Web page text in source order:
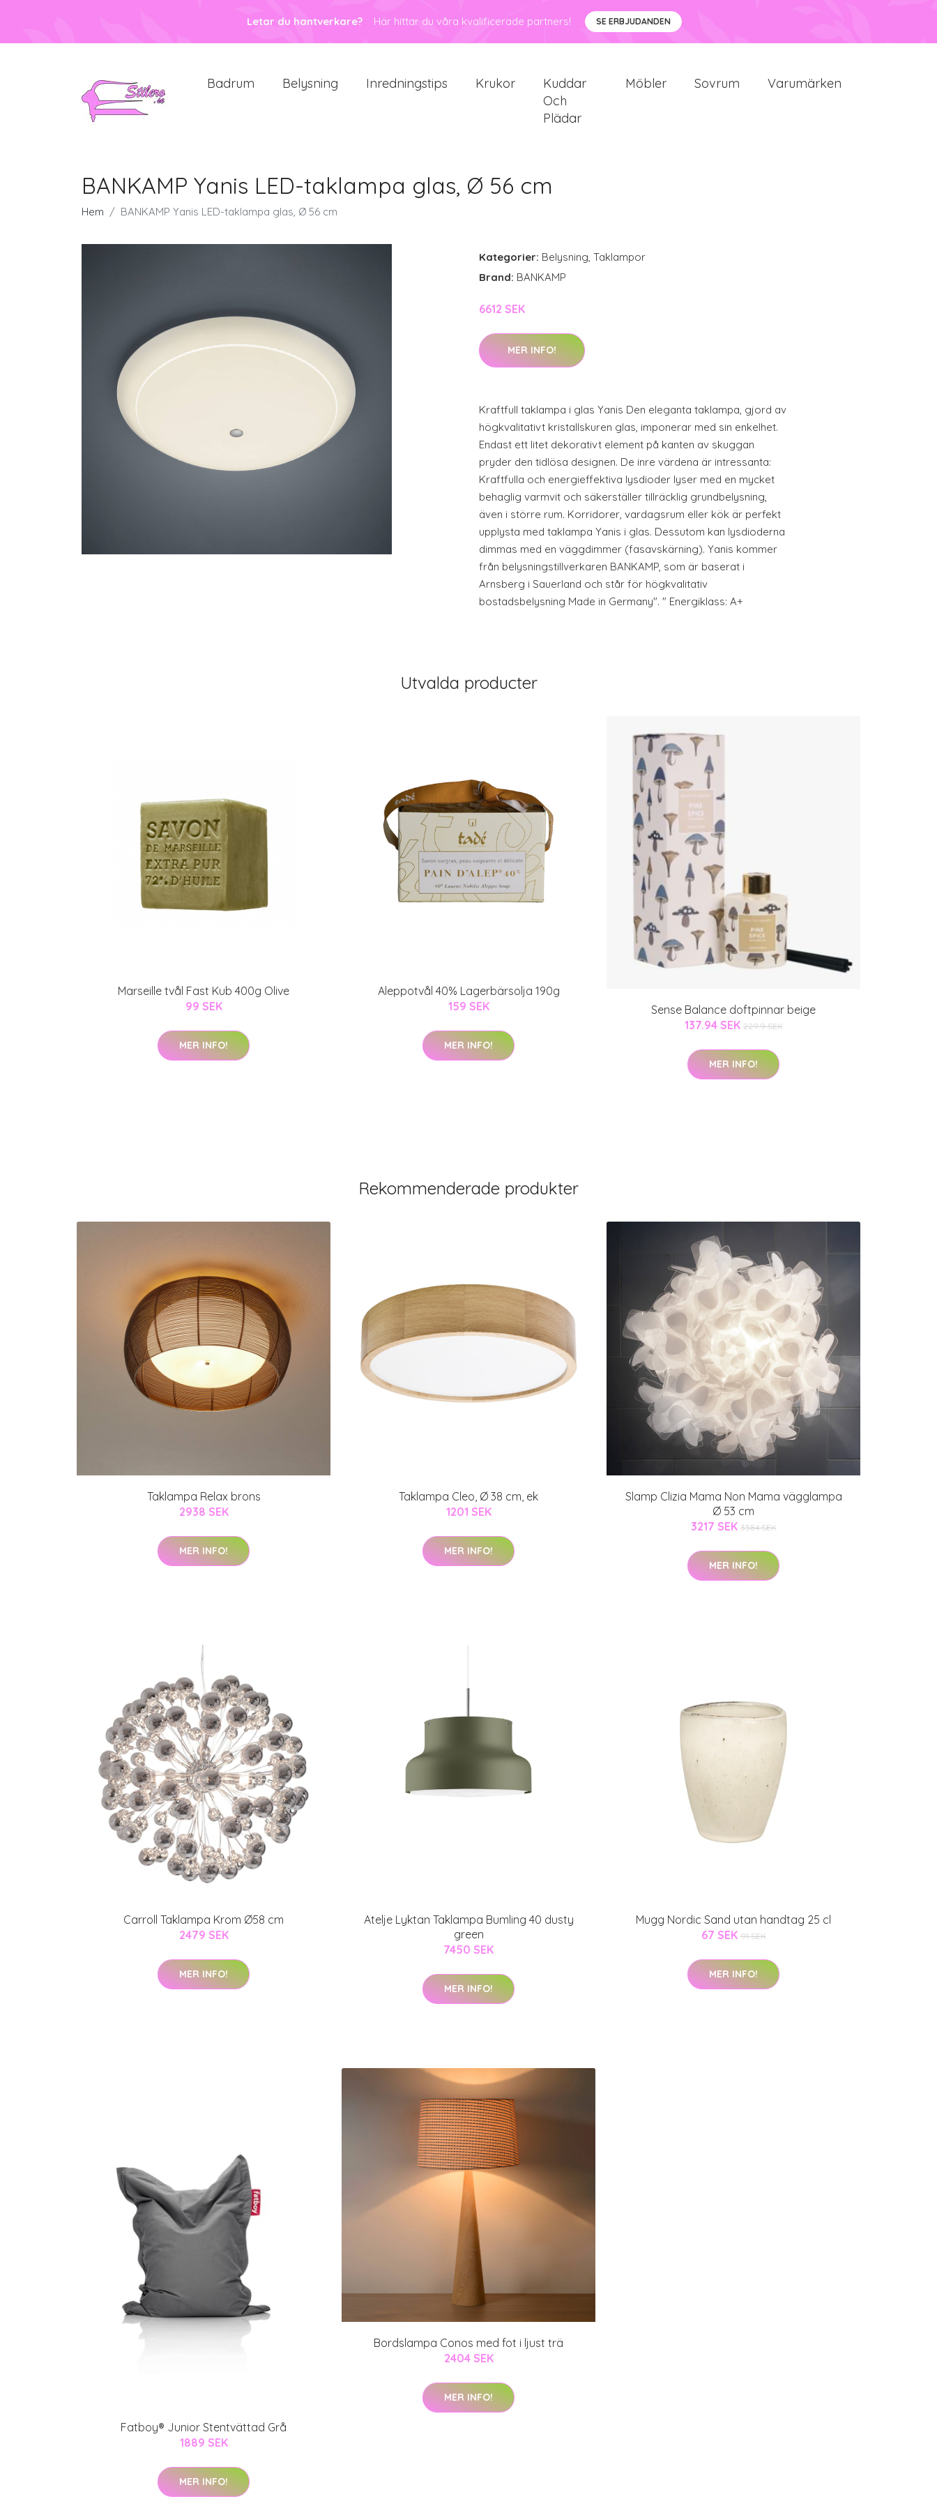
Letar du hantverkare? Här hittar du våra kvalificerade partners! SE ERBJUDANDEN
Badrum Belysning Inredningstips Krukor
Kuddar
Och
Plädar
Möbler Sovrum Varumärken
BANKAMP Yanis LED-taklampa glas, Ø 56 cm
Hem BANKAMP Yanis LED-taklampa glas, Ø 56 cm
Kategorier: Belysning, Taklampor
Brand: BANKAMP
6612 SEK
MER INFO!
Kraftfull taklampa i glas Yanis Den eleganta taklampa, gjord av
högkvalitativt kristallskuren glas, imponerar med sin enkelhet.
Endast ett litet dekorativt element på kanten av skuggan
pryder den tidlösa designen. De inre värdena är intressanta:
Kraftfulla och energieffektiva lysdioder lyser med en mycket
behaglig varmvit och säkerställer tillräcklig grundbelysning,
även i större rum. Korridorer, vardagsrum eller kök är perfekt
upplysta med taklampa Yanis i glas. Dessutom kan lysdioderna
dimmas med en väggdimmer (fasavskärning). Yanis kommer
från belysningstillverkaren BANKAMP, som är baserat i
Arnsberg i Sauerland och står för högkvalitativ
bostadsbelysning Made in Germany". " Energiklass: A+
Utvalda producter
Marseille tvål Fast Kub 400g Olive
99 SEK
MER INFO!
Aleppotvål 40% Lagerbärsolja 190g
159 SEK
MER INFO!
Sense Balance doftpinnar beige
137.94 SEK 229.9 SEK
MER INFO!
Rekommenderade produkter
Taklampa Relax brons
2938 SEK
MER INFO!
Taklampa Cleo, Ø 38 cm, ek
1201 SEK
MER INFO!
Slamp Clizia Mama Non Mama vägglampa
Ø 53 cm
3217 SEK 3584 SEK
MER INFO!
Carroll Taklampa Krom Ø58 cm
2479 SEK
MER INFO!
Atelje Lyktan Taklampa Bumling 40 dusty
green
7450 SEK
MER INFO!
Mugg Nordic Sand utan handtag 25 cl
67 SEK 91 SEK
MER INFO!
Fatboy® Junior Stentvättad Grå
1889 SEK
MER INFO!
Bordslampa Conos med fot i ljust trä
2404 SEK
MER INFO!